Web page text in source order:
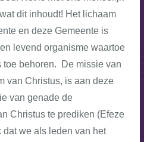
dit inhoudt! Het lichaam
en deze Gemeente is
levend organisme waartoe
behoren. De missie van
van Christus, is aan deze
van genade de
Christus te prediken (Efeze
we als leden van het